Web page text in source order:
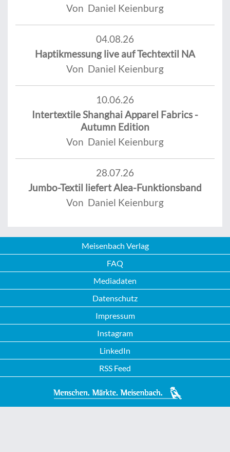
Von Daniel Keienburg
04.08.26
Haptikmessung live auf Techtextil NA
Von Daniel Keienburg
10.06.26
Intertextile Shanghai Apparel Fabrics -
Autumn Edition
Von Daniel Keienburg
28.07.26
Jumbo-Textil liefert Alea-Funktionsband
Von Daniel Keienburg
Meisenbach Verlag
FAQ
Mediadaten
Datenschutz
Impressum
Instagram
LinkedIn
RSS Feed